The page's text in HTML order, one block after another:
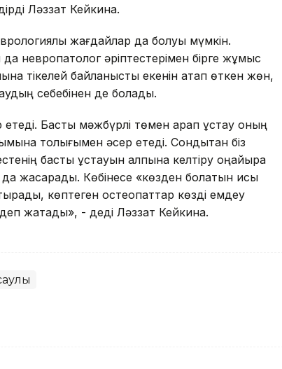
Ләззат Кейкина.
жағдайлар да болуы мүмкін.
невропатолог әріптестерімен бірге жұмыс
тікелей байланысты екенін атап өткен жөн,
себебінен де болады.
етеді. Басты мәжбүрлі төмен қарап ұстау оның
толығымен әсер етеді. Сондықтан біз
басты ұстауын қалпына келтіру оңайырақ
жақсарады. Көбінесе «көзден болатын қисық
көптеген остеопаттар көзді емдеу
жатады», - деді Ләззат Кейкина.